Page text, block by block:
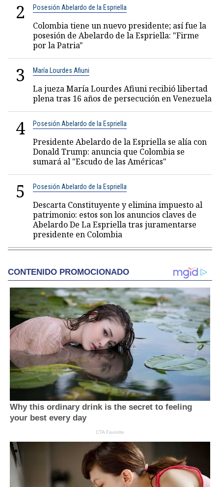
2 Posesión Abelardo de la Espriella
Colombia tiene un nuevo presidente; así fue la
posesión de Abelardo de la Espriella: "Firme
por la Patria"
3 María Lourdes Afiuni
La jueza María Lourdes Afiuni recibió libertad
plena tras 16 años de persecución en Venezuela
4 Posesión Abelardo de la Espriella
Presidente Abelardo de la Espriella se alía con
Donald Trump: anuncia que Colombia se
sumará al "Escudo de las Américas"
5 Posesión Abelardo de la Espriella
Descarta Constituyente y elimina impuesto al
patrimonio: estos son los anuncios claves de
Abelardo De La Espriella tras juramentarse
presidente en Colombia